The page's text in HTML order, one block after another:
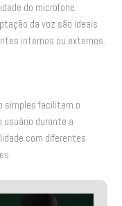
do microfone.
da voz são ideais
internos ou externos.
simples facilitam o
usuário durante a
com diferentes